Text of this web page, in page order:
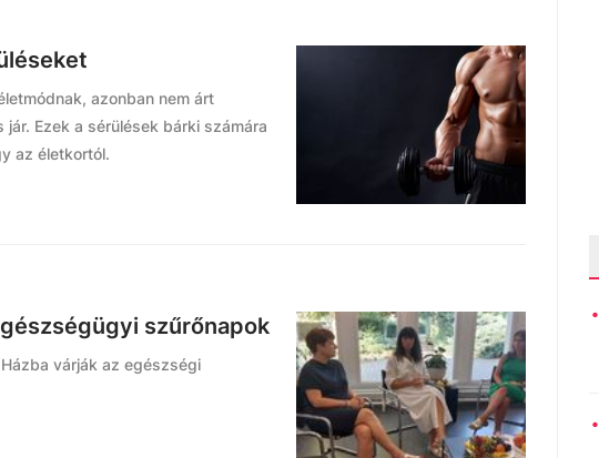
azonban nem árt
Ezek a sérülések bárki számára
az életkortól.
szűrőnapok
várják az egészségi